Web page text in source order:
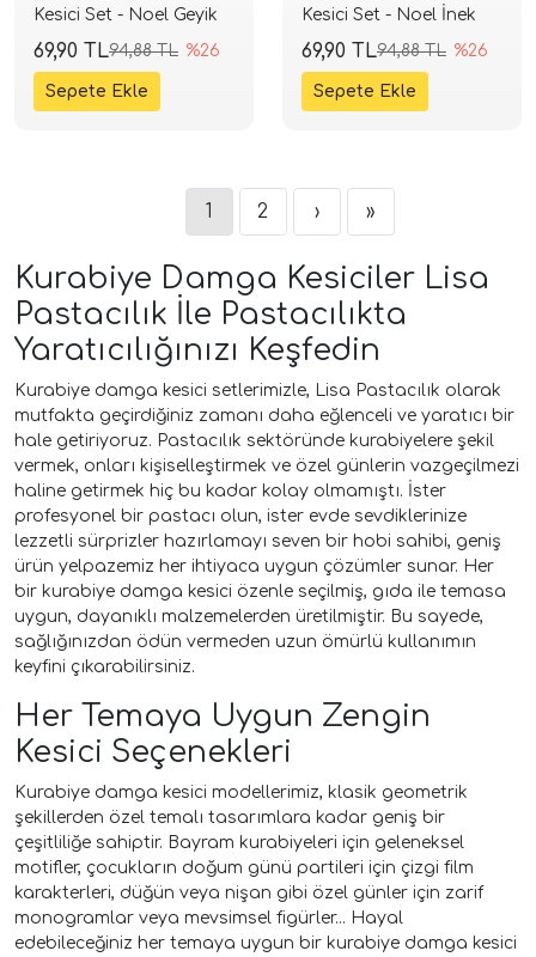
Kesici Set - Noel Geyik
94,88 TL %26
69,90 TL
Kesici Set - Noel İnek
94,88 TL %26
69,90 TL
1 2 › »
Kurabiye Damga Kesiciler Lisa
Pastacılık İle Pastacılıkta
Yaratıcılığınızı Keşfedin
Kurabiye damga kesici setlerimizle, Lisa Pastacılık olarak
mutfakta geçirdiğiniz zamanı daha eğlenceli ve yaratıcı bir
hale getiriyoruz. Pastacılık sektöründe kurabiyelere şekil
vermek, onları kişiselleştirmek ve özel günlerin vazgeçilmezi
haline getirmek hiç bu kadar kolay olmamıştı. İster
profesyonel bir pastacı olun, ister evde sevdiklerinize
lezzetli sürprizler hazırlamayı seven bir hobi sahibi, geniş
ürün yelpazemiz her ihtiyaca uygun çözümler sunar. Her
bir kurabiye damga kesici özenle seçilmiş, gıda ile temasa
uygun, dayanıklı malzemelerden üretilmiştir. Bu sayede,
sağlığınızdan ödün vermeden uzun ömürlü kullanımın
keyfini çıkarabilirsiniz.
Her Temaya Uygun Zengin
Kesici Seçenekleri
Kurabiye damga kesici modellerimiz, klasik geometrik
şekillerden özel temalı tasarımlara kadar geniş bir
çeşitliliğe sahiptir. Bayram kurabiyeleri için geleneksel
motifler, çocukların doğum günü partileri için çizgi film
karakterleri, düğün veya nişan gibi özel günler için zarif
monogramlar veya mevsimsel figürler... Hayal
edebileceğiniz her temaya uygun bir kurabiye damga kesici